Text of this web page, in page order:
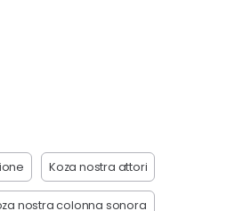
Koza nostra attori
nostra colonna sonora